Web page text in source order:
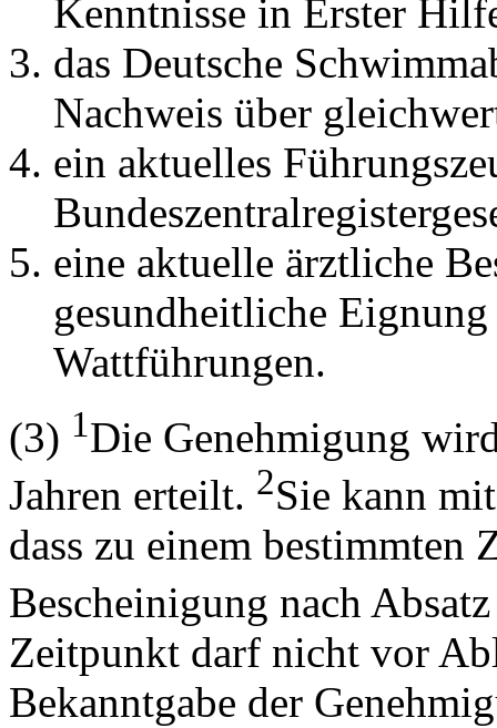
Kenntnisse in Erster
das Deutsche
Nachweis über
ein aktuelles
eine aktuelle ärztliche
gesundheitliche
Wattführungen.
(3) 1Die Genehmigung
Jahren erteilt. 2Sie kann
dass zu einem bestimmten
Bescheinigung nach
Zeitpunkt darf nicht vor
Bekanntgabe der